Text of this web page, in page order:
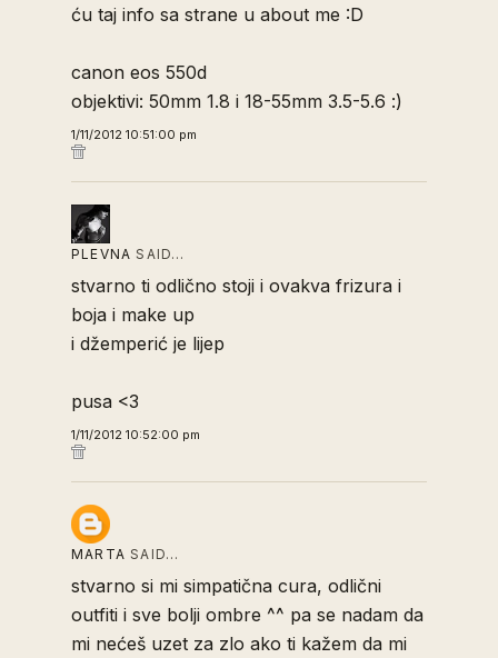
ću taj info sa strane u about me :D
canon eos 550d
objektivi: 50mm 1.8 i 18-55mm 3.5-5.6 :)
1/11/2012 10:51:00 pm
PLEVNA SAID…
stvarno ti odlično stoji i ovakva frizura i
boja i make up
i džemperić je lijep
pusa <3
1/11/2012 10:52:00 pm
MARTA SAID…
stvarno si mi simpatična cura, odlični
outfiti i sve bolji ombre ^^ pa se nadam da
mi nećeš uzet za zlo ako ti kažem da mi